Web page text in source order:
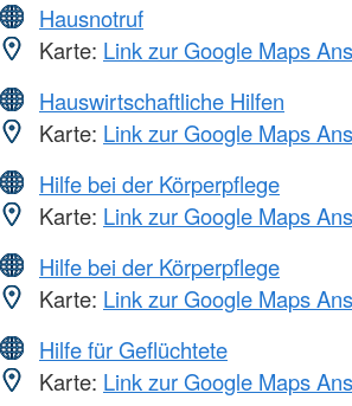
Hausnotruf
Karte: Link zur Google Maps
Hauswirtschaftliche Hilfen
Karte: Link zur Google Maps
Hilfe bei der Körperpflege
Karte: Link zur Google Maps
Hilfe bei der Körperpflege
Karte: Link zur Google Maps
Hilfe für Geflüchtete
Karte: Link zur Google Maps